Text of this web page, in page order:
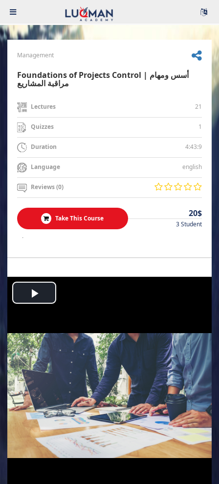
Management
Foundations of Projects Control | أسس ومهام
مراقبة المشاريع
Lectures 21
Quizzes 1
Duration 4:43:9
Language english
Reviews (0)
Take This Course 20$
3 Student
.
Play